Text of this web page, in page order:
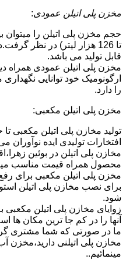
مخزن پلی اتیلن عمودی:
تا 126 هزار لیتر) در نظر
قابل تولید می باشد.
مخزن پلی اتیلن عمودی همراه
ارگونومیک خود توانایی نگهداری
را دارد.
مخزن پلی اتیلن مکعبی:
افتخارات تولیدی ایده نوآوران
مخازن پلی اتیلن در بوئین
محصول همراه قیمت مناسب
مخزن پلی اتیلن مکعبی برای
برای نصب مخازن پلی اتیلن
شود.
زوایای مخازن پلی اتیلن مکعبی
آنها را در کم جا ترین مکان ها
ما در صورتی که شما مشتری
مخازن پلی اتیلنی دارید،مخزن
مینمائیم..